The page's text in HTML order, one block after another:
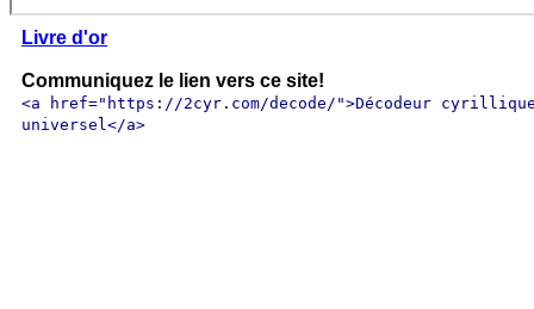
Livre d'or
Communiquez le lien vers ce site!
<a href="https://2cyr.com/decode/">Décodeur
universel</a>